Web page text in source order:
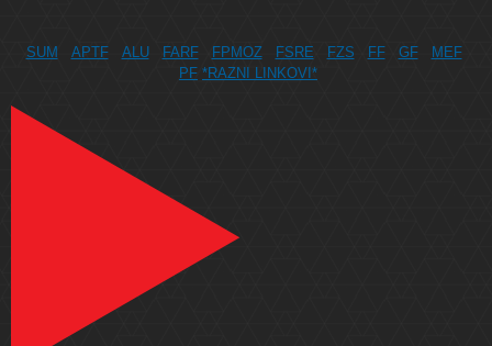
SUM APTF ALU FARF FPMOZ FSRE FZS FF GF
MEF
PF *RAZNI LINKOVI*